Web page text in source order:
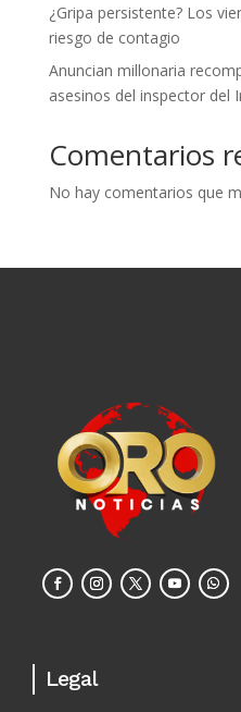
¿Gripa persistente? Los
riesgo de contagio
Anuncian millonaria
asesinos del inspector del
Comentarios
No hay comentarios que
Legal